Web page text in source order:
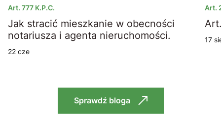
Art. 777 K.p.c.
Jak stracić mieszkanie w obecności
notariusza i agenta nieruchomości.
22 cze
Art.
17
Sprawdź bloga